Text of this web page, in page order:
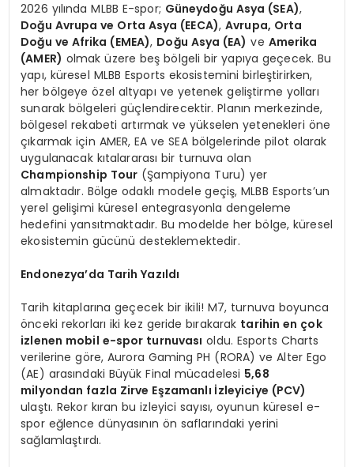
2026 yılında MLBB E-spor; Güneydoğu Asya (SEA),
Doğu Avrupa ve Orta Asya (EECA),Avrupa, Orta
Doğu ve Afrika (EMEA), Doğu Asya (EA) ve Amerika
(AMER) olmak üzere beş bölgeli bir yapıya geçecek. Bu
yapı, küresel MLBB Esports ekosistemini birleştirirken,
her bölgeye özel altyapı ve yetenek geliştirme yolları
sunarak bölgeleri güçlendirecektir. Planın merkezinde,
bölgesel rekabeti artırmak ve yükselen yetenekleri öne
çıkarmak için AMER, EA ve SEA bölgelerinde pilot olarak
uygulanacak kıtalararası bir turnuva olan
Championship Tour (Şampiyona Turu) yer
almaktadır. Bölge odaklı modele geçiş, MLBB Esports’un
yerel gelişimi küresel entegrasyonla dengeleme
hedefini yansıtmaktadır. Bu modelde her bölge, küresel
ekosistemin gücünü desteklemektedir.
Endonezya’da Tarih Yazıldı
Tarih kitaplarına geçecek bir ikili! M7, turnuva boyunca
önceki rekorları iki kez geride bırakarak tarihin en çok
izlenen mobil e-spor turnuvası oldu. Esports Charts
verilerine göre, Aurora Gaming PH (RORA) ve Alter Ego
(AE) arasındaki Büyük Final mücadelesi 5,68
milyondan fazla Zirve Eşzamanlı İzleyiciye (PCV)
ulaştı. Rekor kıran bu izleyici sayısı, oyunun küresel e-
spor eğlence dünyasının ön saflarındaki yerini
sağlamlaştırdı.